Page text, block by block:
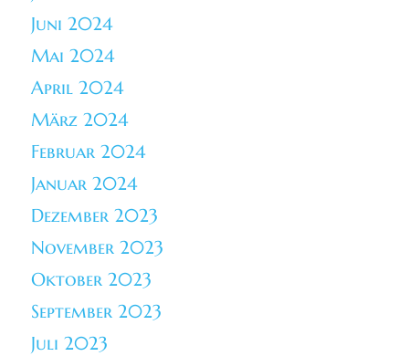
Juni 2024
Mai 2024
April 2024
März 2024
Februar 2024
Januar 2024
Dezember 2023
November 2023
Oktober 2023
September 2023
Juli 2023